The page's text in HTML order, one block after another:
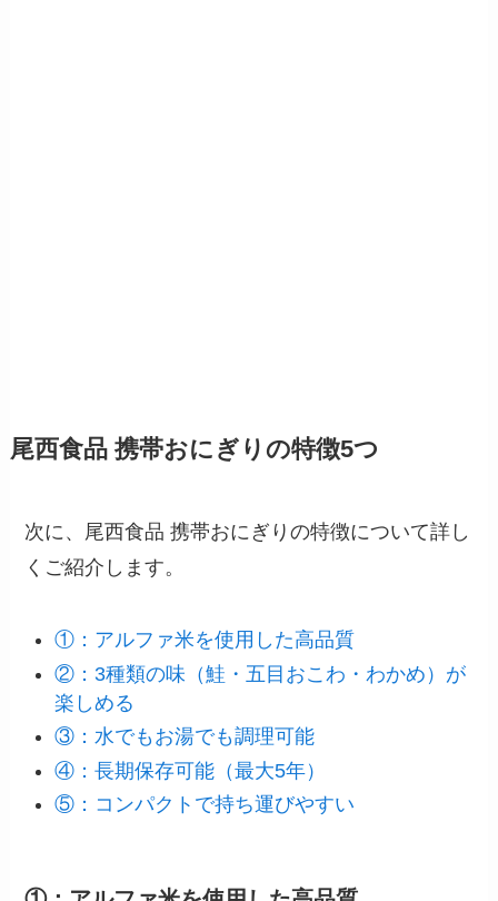
尾西食品 携帯おにぎりの特徴5つ
次に、尾西食品 携帯おにぎりの特徴について詳し
くご紹介します。
①：アルファ米を使用した高品質
②：3種類の味（鮭・五目おこわ・わかめ）が
楽しめる
③：水でもお湯でも調理可能
④：長期保存可能（最大5年）
⑤：コンパクトで持ち運びやすい